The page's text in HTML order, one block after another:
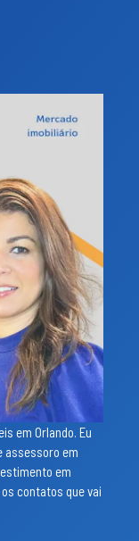
em Orlando. Eu
assessoro em
em
contatos que vai